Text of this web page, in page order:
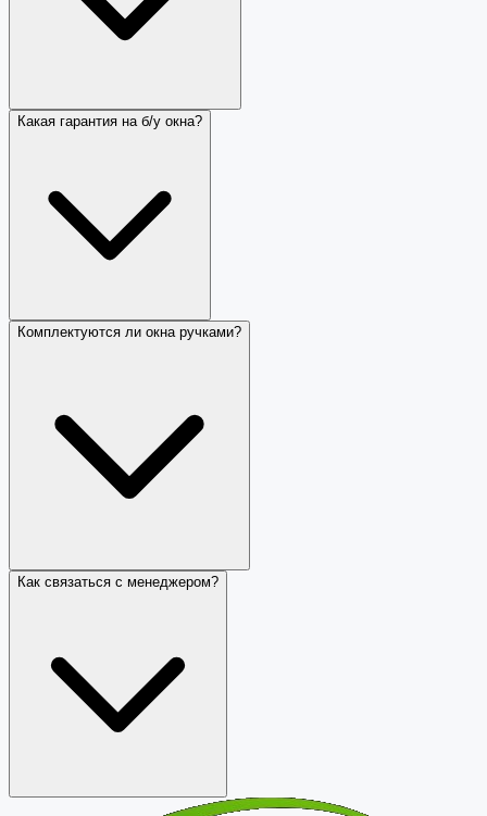
Какая гарантия на б/у окна?
Комплектуются ли окна ручками?
Как связаться с менеджером?